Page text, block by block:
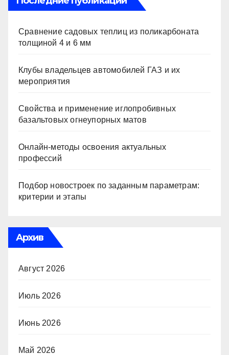
Сравнение садовых теплиц из поликарбоната
толщиной 4 и 6 мм
Клубы владельцев автомобилей ГАЗ и их
мероприятия
Свойства и применение иглопробивных
базальтовых огнеупорных матов
Онлайн-методы освоения актуальных
профессий
Подбор новостроек по заданным параметрам:
критерии и этапы
Архив
Август 2026
Июль 2026
Июнь 2026
Май 2026